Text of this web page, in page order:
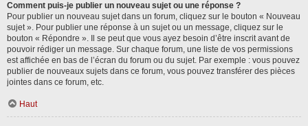
Comment puis-je publier un nouveau sujet ou une réponse ?
Pour publier un nouveau sujet dans un forum, cliquez sur le bouton « Nouveau
sujet ». Pour publier une réponse à un sujet ou un message, cliquez sur le
bouton « Répondre ». Il se peut que vous ayez besoin d’être inscrit avant de
pouvoir rédiger un message. Sur chaque forum, une liste de vos permissions
est affichée en bas de l’écran du forum ou du sujet. Par exemple : vous pouvez
publier de nouveaux sujets dans ce forum, vous pouvez transférer des pièces
jointes dans ce forum, etc.
Haut